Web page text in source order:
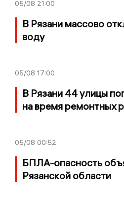
05/08 21:00
В Рязани массово
воду
05/08 17:00
В Рязани 44 улицы
на время ремонтных
05/08 00:52
БПЛА-опасность
Рязанской области